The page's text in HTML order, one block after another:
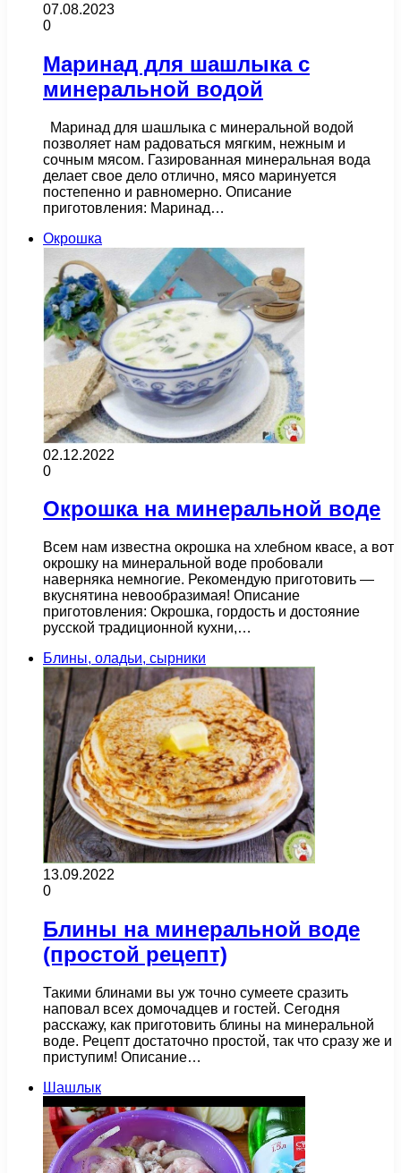
07.08.2023
0
Маринад для шашлыка с
минеральной водой
Маринад для шашлыка с минеральной водой
позволяет нам радоваться мягким, нежным и
сочным мясом. Газированная минеральная вода
делает свое дело отлично, мясо маринуется
постепенно и равномерно. Описание
приготовления: Маринад…
Окрошка
02.12.2022
0
Окрошка на минеральной воде
Всем нам известна окрошка на хлебном квасе, а вот
окрошку на минеральной воде пробовали
наверняка немногие. Рекомендую приготовить —
вкуснятина невообразимая! Описание
приготовления: Окрошка, гордость и достояние
русской традиционной кухни,…
Блины, оладьи, сырники
13.09.2022
0
Блины на минеральной воде
(простой рецепт)
Такими блинами вы уж точно сумеете сразить
наповал всех домочадцев и гостей. Сегодня
расскажу, как приготовить блины на минеральной
воде. Рецепт достаточно простой, так что сразу же и
приступим! Описание…
Шашлык